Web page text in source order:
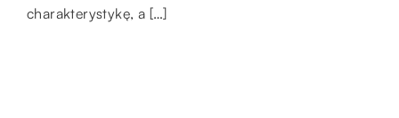
charakterystykę, a […]
swojego domu. […]